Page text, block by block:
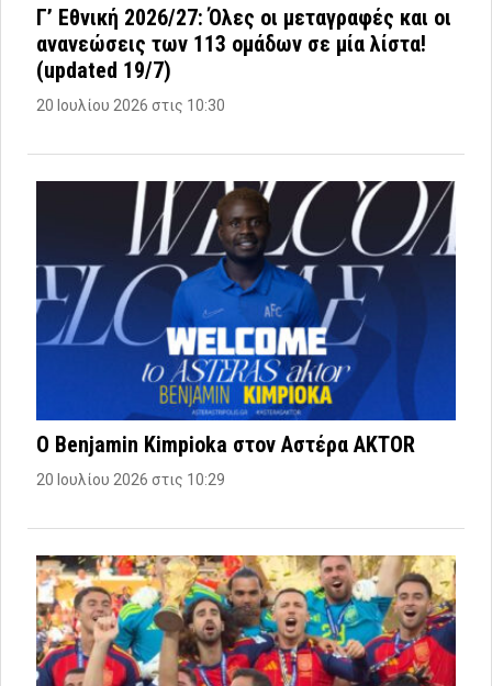
Γ’ Εθνική 2026/27: Όλες οι μεταγραφές και οι
ανανεώσεις των 113 ομάδων σε μία λίστα!
(updated 19/7)
20 Ιουλίου 2026 στις 10:30
Ο Benjamin Kimpioka στον Αστέρα AKTOR
20 Ιουλίου 2026 στις 10:29